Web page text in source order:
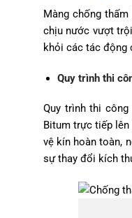
Màng chống
chịu nước vượt
khỏi các tác động
Quy trình thi
Quy trình thi
Bitum trực tiếp
vệ kín hoàn toàn,
sự thay đổi kích